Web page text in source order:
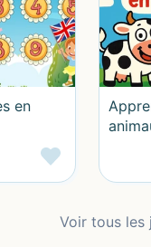
04/2025
en
Voir tous les